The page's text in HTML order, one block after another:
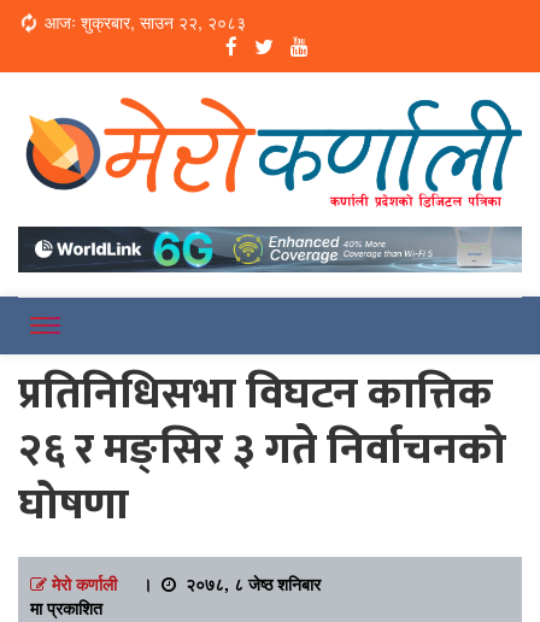
Loading...
आजः शुक्रबार, साउन २२, २०८३
Merokarnali
प्रतिनिधिसभा विघटन कात्तिक
२६ र मङ्सिर ३ गते निर्वाचनको
घोषणा
मेरो कर्णाली।
२०७८, ८ जेष्ठ शनिबार
मा प्रकाशित